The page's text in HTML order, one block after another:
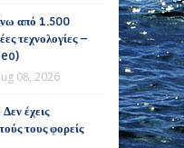
από 1.500
τεχνολογίες –
08, 2026
έχεις
τους φορείς